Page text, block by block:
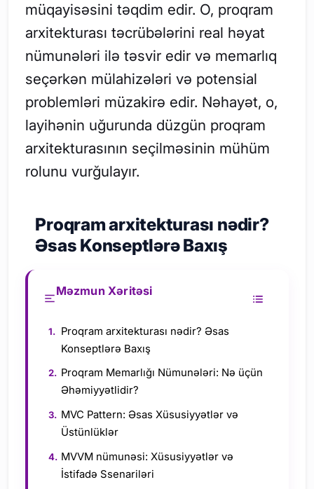
müqayisəsini təqdim edir. O, proqram
arxitekturası təcrübələrini real həyat
nümunələri ilə təsvir edir və memarlıq
seçərkən mülahizələri və potensial
problemləri müzakirə edir. Nəhayət, o,
layihənin uğurunda düzgün proqram
arxitekturasının seçilməsinin mühüm
rolunu vurğulayır.
Proqram arxitekturası nədir?
Əsas Konseptlərə Baxış
Məzmun Xəritəsi
Proqram arxitekturası nədir? Əsas
Konseptlərə Baxış
Proqram Memarlığı Nümunələri: Nə üçün
Əhəmiyyətlidir?
MVC Pattern: Əsas Xüsusiyyətlər və
Üstünlüklər
MVVM nümunəsi: Xüsusiyyətlər və
İstifadə Ssenariləri